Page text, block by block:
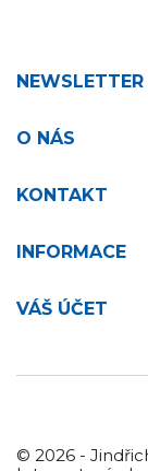
NEWSLETTER
O NÁS
KONTAKT
INFORMACE
VÁŠ ÚČET
© 2026 -